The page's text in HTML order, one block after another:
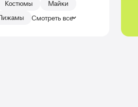
Костюмы
Майки
Пижамы Смотреть все